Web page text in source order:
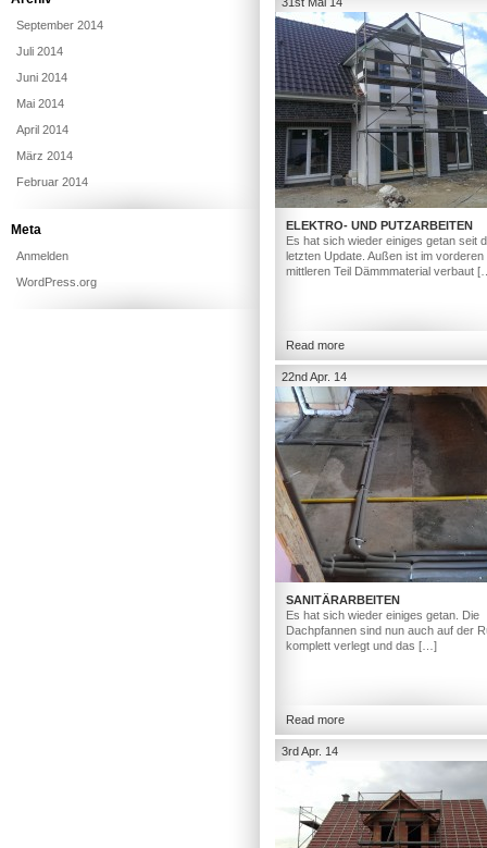
ELEKTRO- UND PUTZARBEITEN
Es hat sich wieder einiges getan seit
letzten Update. Außen ist im vorderen
mittleren Teil Dämmmaterial verbaut
Read more
22nd Apr. 14
SANITÄRARBEITEN
Es hat sich wieder einiges getan. Die
Dachpfannen sind nun auch auf der
komplett verlegt und das […]
Read more
3rd Apr. 14
September 2014
Juli 2014
Juni 2014
Mai 2014
April 2014
März 2014
Februar 2014
Meta
Anmelden
WordPress.org